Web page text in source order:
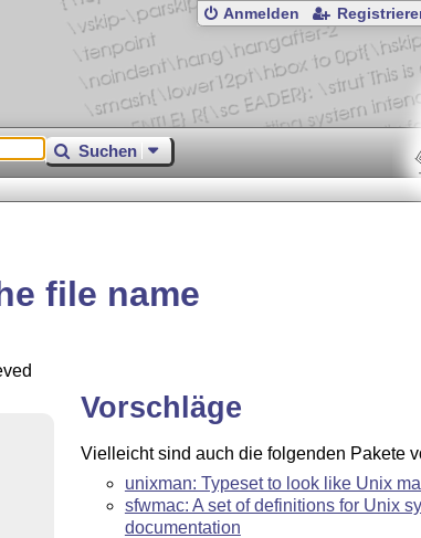
Anmelden
Suchen
file name
Vorschläge
Vielleicht sind auch die folgenden Pakete
unixman: Typeset to look like Unix
sfwmac: A set of definitions for Unix
documentation